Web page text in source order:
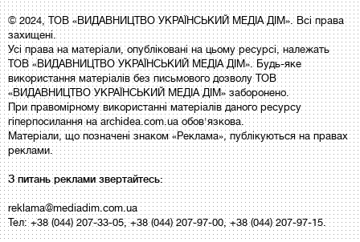
© 2024, ТОВ «ВИДАВНИЦТВО УКРАЇНСЬКИЙ МЕДІА ДІМ». Всі права
захищені.
Усі права на матеріали, опубліковані на цьому ресурсі, належать
ТОВ «ВИДАВНИЦТВО УКРАЇНСЬКИЙ МЕДІА ДІМ». Будь-яке
використання матеріалів без письмового дозволу ТОВ
«ВИДАВНИЦТВО УКРАЇНСЬКИЙ МЕДІА ДІМ» заборонено.
При правомірному використанні матеріалів даного ресурсу
гіперпосилання на archidea.com.ua обов'язкова.
Матеріали, що позначені знаком «Реклама», публікуються на правах
реклами.
З питань реклами звертайтесь:
reklama@mediadim.com.ua
Тел: +38 (044) 207-33-05, +38 (044) 207-97-00, +38 (044) 207-97-15.